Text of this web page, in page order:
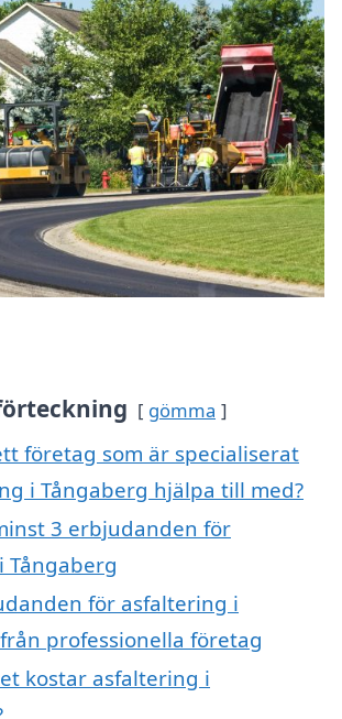
gömma
företag som är specialiserat
i Tångaberg hjälpa till med?
3 erbjudanden för
Tångaberg
för asfaltering i
professionella företag
kostar asfaltering i